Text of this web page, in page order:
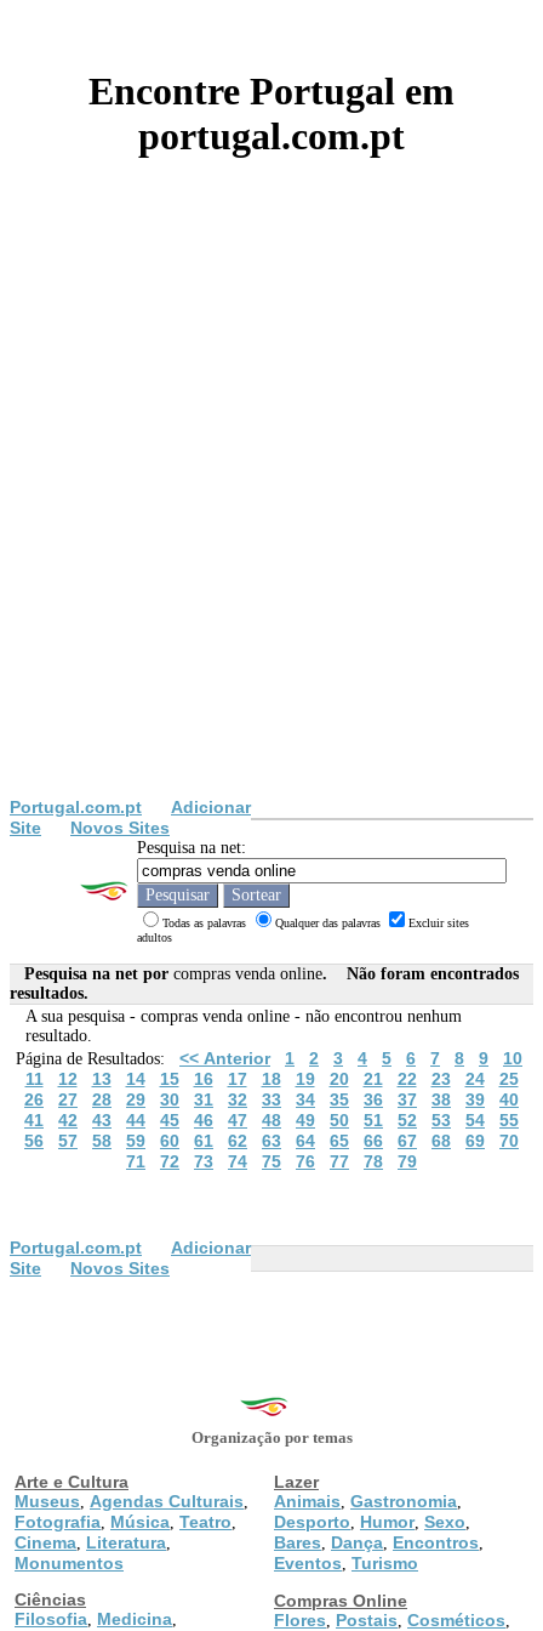
Encontre Portugal em
portugal.com.pt
Portugal.com.pt
Adicionar
Site
Novos Sites
Pesquisa na net:
Todas as palavras Qualquer das palavras
Excluir sites
adultos
Pesquisa na net por compras venda online. Não foram encontrados
resultados.
A sua pesquisa - compras venda online - não encontrou nenhum
resultado.
Página de Resultados: << Anterior 1 2 3 4 5 6 7 8 9
10
11
12 13 14 15 16 17 18 19 20 21 22 23 24
25
26
27 28 29 30 31 32 33 34 35 36 37 38 39
40
41
42 43 44 45 46 47 48 49 50 51 52 53 54
55
56
57 58 59 60 61 62 63 64 65 66 67 68 69
70
71
72 73 74 75 76 77 78 79
Portugal.com.pt
Adicionar
Site
Novos Sites
Organização por temas
Arte e Cultura
Museus
Agendas Culturais
Fotografia Música Teatro
Cinema Literatura
Monumentos
Ciências
Filosofia Medicina
Lazer
Animais Gastronomia
Desporto Humor, Sexo
Bares Dança Encontros
Eventos Turismo
Compras Online
Flores
Postais Cosméticos